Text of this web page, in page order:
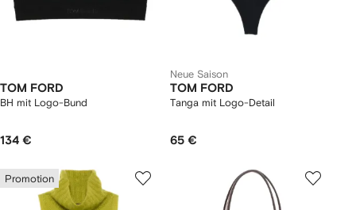
TOM FORD
BH mit Logo-Bund
134 €
Neue Saison
TOM FORD
Tanga mit Logo-Detail
65 €
Promotion